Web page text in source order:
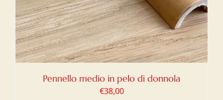
Pennello medio in pelo di donnola
€38,00